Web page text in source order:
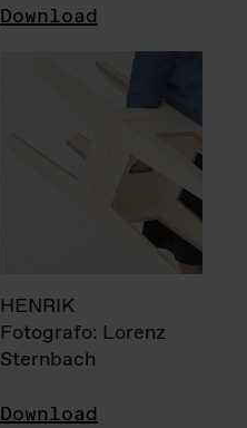
Download
HENRIK
Fotografo: Lorenz
Sternbach
Download